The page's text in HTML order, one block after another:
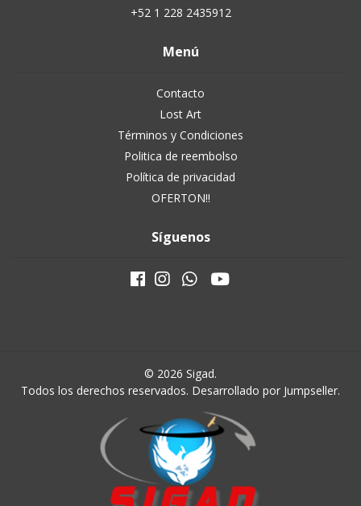
+52 1 228 2435912
Menú
Contacto
Lost Art
Términos y Condiciones
Politica de reembolso
Política de privacidad
OFERTON!!
Síguenos
© 2026 Sigad.
Todos los derechos reservados. Desarrollado por Jumpseller.